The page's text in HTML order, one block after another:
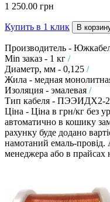
1 250.00 грн
Купить в 1 клик В
Производитель -
Min заказ - 1 кг /
Диаметр, мм - 0,125 /
Жила - медная
Изоляция - эмалевая /
Тип кабеля - ПЭЭИДХ2-
Ціна - Ціна в грн/кг без
автоматично в кошику
рахунку буде додано
намотаний емаль-провід.
менеджера або в прайсах